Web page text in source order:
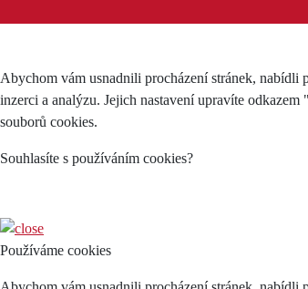
Abychom vám usnadnili procházení stránek, nabídli
inzerci a analýzu. Jejich nastavení upravíte
souborů cookies.
Souhlasíte s používáním cookies?
Používáme cookies